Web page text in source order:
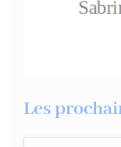
Les